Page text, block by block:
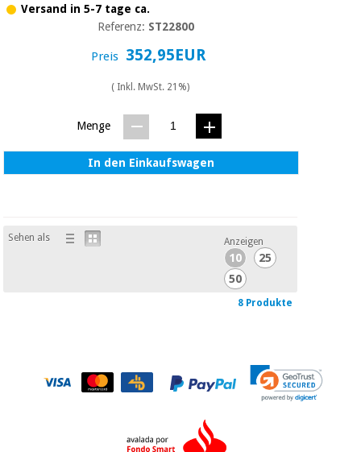
Versand in 5-7 tage ca.
Referenz: ST22800
Preis 352,95EUR
( Inkl. MwSt. 21%)
Menge
In den Einkaufswagen
Sehen als Anzeigen
10
25
50
8 Produkte